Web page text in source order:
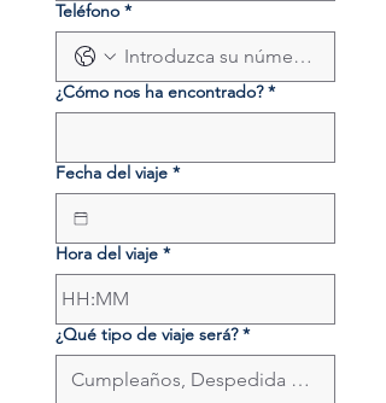
Teléfono *
¿Cómo nos ha encontrado? *
Fecha del viaje *
Hora del viaje *
:
¿Qué tipo de viaje será? *